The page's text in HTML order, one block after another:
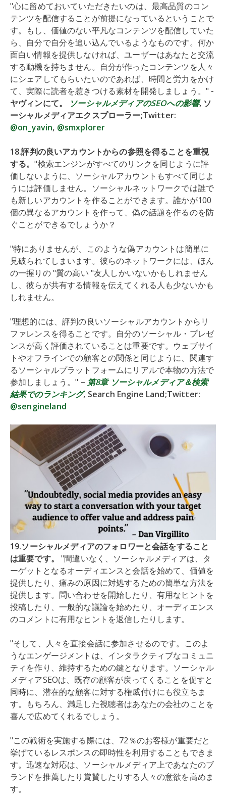
"心に留めておいていただきたいのは、最高品質のコン
テンツを配信することが前提になっているということで
す。もし、価値のない平凡なコンテンツを配信していた
ら、自分で自分を追い込んでいるようなものです。何か
面白い情報を提供しなければ、ユーザーはあなたと交流
する動機を持ちません。自分が作ったコンテンツを人々
にシェアしてもらいたいのであれば、時間と労力をかけ
て、実際に読者を惹きつける素材を開発しましょう。" -
ヤヴィンにて。
ソーシャルメディアのSEOへの影響, ソ
ーシャルメディアエクスプローラー;Twitter:
@on_yavin, @smxplorer
18.評判の良いアカウントからの参照を得ることを重視
する。"検索エンジンがすべてのリンクを同じように評
価しないように、ソーシャルアカウントもすべて同じよ
うには評価しません。ソーシャルネットワークでは誰で
も新しいアカウントを作ることができます。誰かが100
個の異なるアカウントを作って、偽の話題を作るのを防
ぐことができるでしょうか？
"特にありませんが、このような偽アカウントは簡単に
見破られてしまいます。彼らのネットワークには、ほん
の一握りの "質の高い "友人しかいないかもしれません
し、彼らが共有する情報を伝えてくれる人も少ないかも
しれません。
"理想的には、評判の良いソーシャルアカウントからリ
ファレンスを得ることです。自分のソーシャル・プレゼ
ンスが高く評価されていることは重要です。ウェブサイ
トやオフラインでの顧客との関係と同じように、関連す
るソーシャルプラットフォームにリアルで本物の方法で
参加しましょう。" – 第8章 ソーシャルメディア＆検索
結果でのランキング, Search Engine Land;Twitter:
@sengineland
19.ソーシャルメディアのフォロワーと会話をすること
は重要です。
"間違いなく、ソーシャルメディアは、タ
ーゲットとなるオーディエンスと会話を始めて、価値を
提供したり、痛みの原因に対処するための簡単な方法を
提供します。問い合わせを開始したり、有用なヒントを
投稿したり、一般的な議論を始めたり、オーディエンス
のコメントに有用なヒントを返信したりします。
"そして、人々を直接会話に参加させるのです。このよ
うなエンゲージメントは、インタラクティブなコミュニ
ティを作り、維持するための鍵となります。ソーシャル
メディアSEOは、既存の顧客が戻ってくることを促すと
同時に、潜在的な顧客に対する権威付けにも役立ちま
す。もちろん、満足した視聴者はあなたの会社のことを
喜んで広めてくれるでしょう。
"この戦術を実施する際には、72％のお客様が重要だと
挙げているレスポンスの即時性を利用することもできま
す。迅速な対応は、ソーシャルメディア上であなたのブ
ランドを推薦したり賞賛したりする人々の意欲を高めま
す。